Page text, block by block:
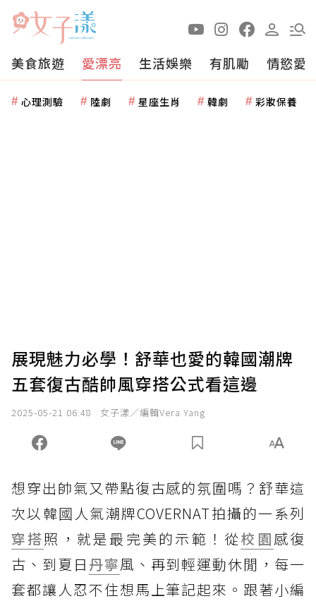
美食旅遊 愛漂亮 生活娛樂 有肌勵 情慾愛
心理測驗 陸劇 星座生肖 韓劇 彩妝保養
展現魅力必學！舒華也愛的韓國潮牌
五套復古酷帥風穿搭公式看這邊
2025-05-21 06:48 女子漾／編輯Vera Yang
想穿出帥氣又帶點復古感的氛圍嗎？舒華這
次以韓國人氣潮牌COVERNAT拍攝的一系列
穿搭照，就是最完美的示範！從校園感復
古、到夏日 丹寧風、再到輕運動休閒，每一
套都讓人忍不住想馬上筆記起來。跟著小編